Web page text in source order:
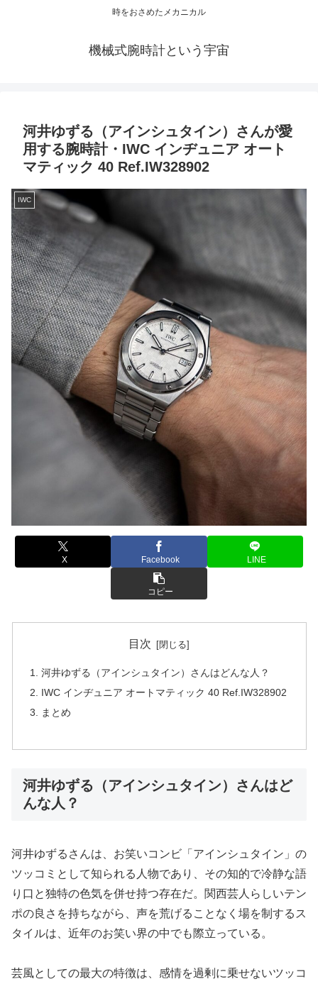
時をおさめたメカニカル
機械式腕時計という宇宙
河井ゆずる（アインシュタイン）さんが愛
用する腕時計・IWC インヂュニア オート
マティック 40 Ref.IW328902
IWC
X Facebook LINE
コピー
目次
河井ゆずる（アインシュタイン）さんはどんな人？
IWC インヂュニア オートマティック 40 Ref.IW328902
まとめ
河井ゆずる（アインシュタイン）さんはど
んな人？
河井ゆずるさんは、お笑いコンビ「アインシュタイン」の
ツッコミとして知られる人物であり、その知的で冷静な語
り口と独特の色気を併せ持つ存在だ。関西芸人らしいテン
ポの良さを持ちながら、声を荒げることなく場を制するス
タイルは、近年のお笑い界の中でも際立っている。
芸風としての最大の特徴は、感情を過剰に乗せないツッコ